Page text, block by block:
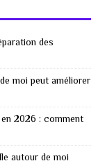
des
moi peut améliorer
2026 : comment
autour de moi